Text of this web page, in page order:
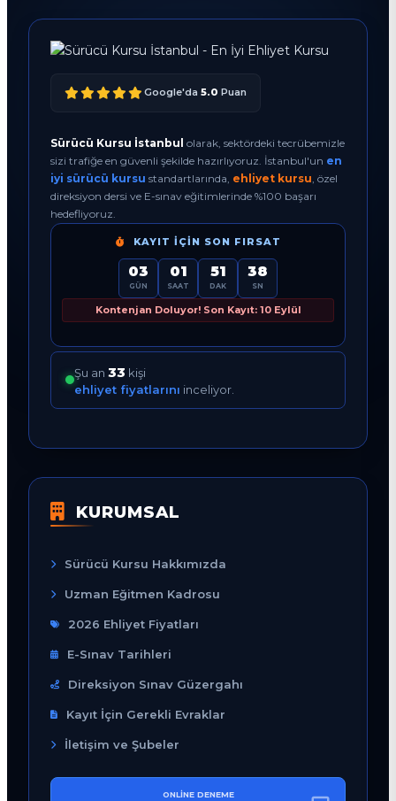
Google'da 5.0 Puan
Sürücü Kursu İstanbul olarak, sektördeki tecrübemizle
sizi trafiğe en güvenli şekilde hazırlıyoruz. İstanbul'un en
iyi sürücü kursu standartlarında, ehliyet kursu , özel
direksiyon dersi ve E-sınav eğitimlerinde %100 başarı
hedefliyoruz.
KAYIT İÇIN SON FIRSAT
03
GÜN
01
SAAT
51
DAK
37
SN
Kontenjan Doluyor! Son Kayıt: 10 Eylül
Şu an 33 kişi
ehliyet fiyatlarını inceliyor.
KURUMSAL
Sürücü Kursu Hakkımızda
Uzman Eğitmen Kadrosu
2026 Ehliyet Fiyatları
E-Sınav Tarihleri
Direksiyon Sınav Güzergahı
Kayıt İçin Gerekli Evraklar
İletişim ve Şubeler
ONLINE DENEME